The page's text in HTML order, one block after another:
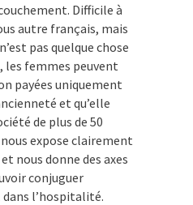
Difficile à
autre français, mais
pas quelque chose
les femmes peuvent
payées uniquement
et qu’elle
de plus de 50
expose clairement
nous donne des axes
conjuguer
l’hospitalité.